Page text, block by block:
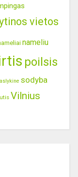
vietos
nameliu
poilsis
sodyba
Vilnius